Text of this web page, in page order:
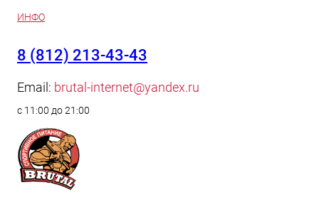
ИНФО
8 (812) 213-43-43
Email: brutal-internet@yandex.ru
с 11:00 до 21:00